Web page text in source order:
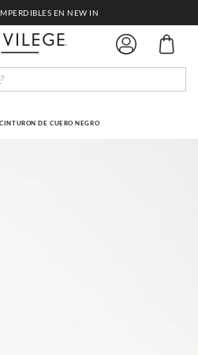
EN NEW IN
CINTURON DE CUERO NEGRO